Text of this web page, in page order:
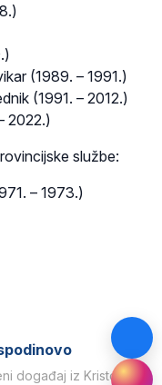
(1989. – 1991.)
(1991. – 2012.)
2022.)
službe:
– 1973.)
događaj iz Kristova